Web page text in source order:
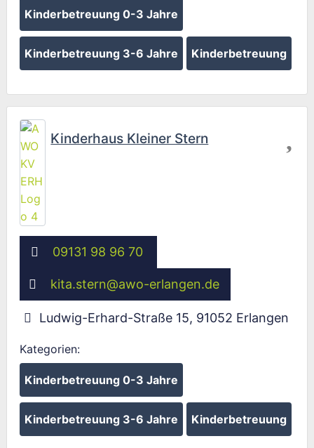
Kinderbetreuung 0-3 Jahre
Kinderbetreuung 3-6 Jahre Kinderbetreuung
Kinderhaus Kleiner Stern
09131 98 96 70
kita.stern@awo-erlangen.de
Ludwig-Erhard-Straße 15, 91052 Erlangen
Kategorien:
Kinderbetreuung 0-3 Jahre
Kinderbetreuung 3-6 Jahre Kinderbetreuung